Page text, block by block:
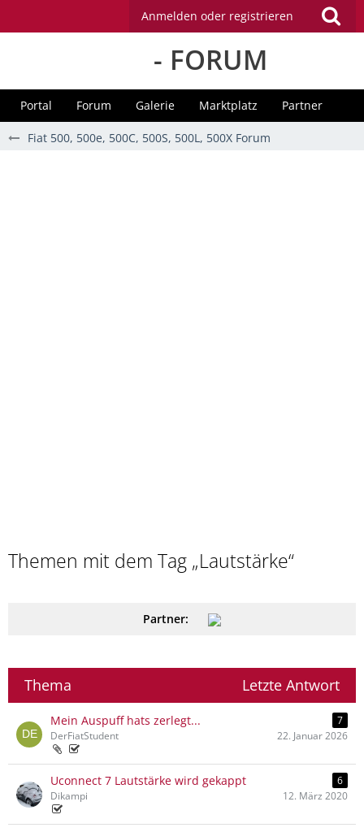
Anmelden oder registrieren
- FORUM
Portal Forum Galerie Marktplatz Partner
Fiat 500, 500e, 500C, 500S, 500L, 500X Forum
Themen mit dem Tag „Lautstärke“
Partner:
Thema Letzte Antwort
Mein Auspuff hats zerlegt...
7
DerFiatStudent
22. Januar 2026
Uconnect 7 Lautstärke wird gekappt
6
Dikampi
12. März 2020